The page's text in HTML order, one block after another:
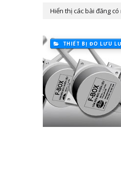
Hiển thị các bài đăng
THIẾT BỊ ĐO LƯU